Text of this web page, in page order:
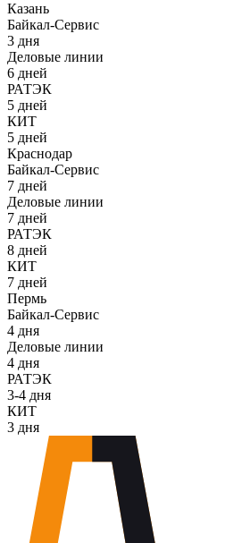
Казань
Байкал-Сервис
3 дня
Деловые линии
6 дней
РАТЭК
5 дней
КИТ
5 дней
Краснодар
Байкал-Сервис
7 дней
Деловые линии
7 дней
РАТЭК
8 дней
КИТ
7 дней
Пермь
Байкал-Сервис
4 дня
Деловые линии
4 дня
РАТЭК
3-4 дня
КИТ
3 дня